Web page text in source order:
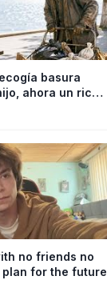
basura
ahora un rico
no friends no
for the future